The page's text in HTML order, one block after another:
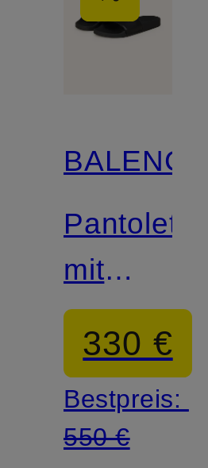
mit
330 €
Bestpreis:
550 €